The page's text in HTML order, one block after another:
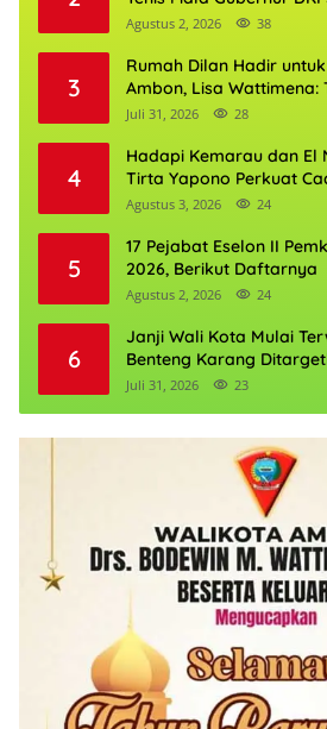
Agustus 2, 2026 38
3
Rumah Dilan Hadir
Ambon, Lisa Wattimena:
Boleh Kehilangan Masa
Juli 31, 2026 28
4
Hadapi Kemarau dan El
Tirta Yapono Perkuat
Agustus 3, 2026 24
5
17 Pejabat Eselon II
2026, Berikut Daftarnya
Agustus 2, 2026 24
6
Janji Wali Kota Mulai
Benteng Karang
Bersih Pekan Kedua
Juli 31, 2026 23